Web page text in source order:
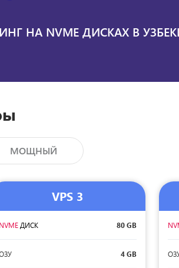
НА NVME ДИСКАХ В
МОЩНЫЙ
VPS 3
NVME ДИСК 80 GB
4 GB